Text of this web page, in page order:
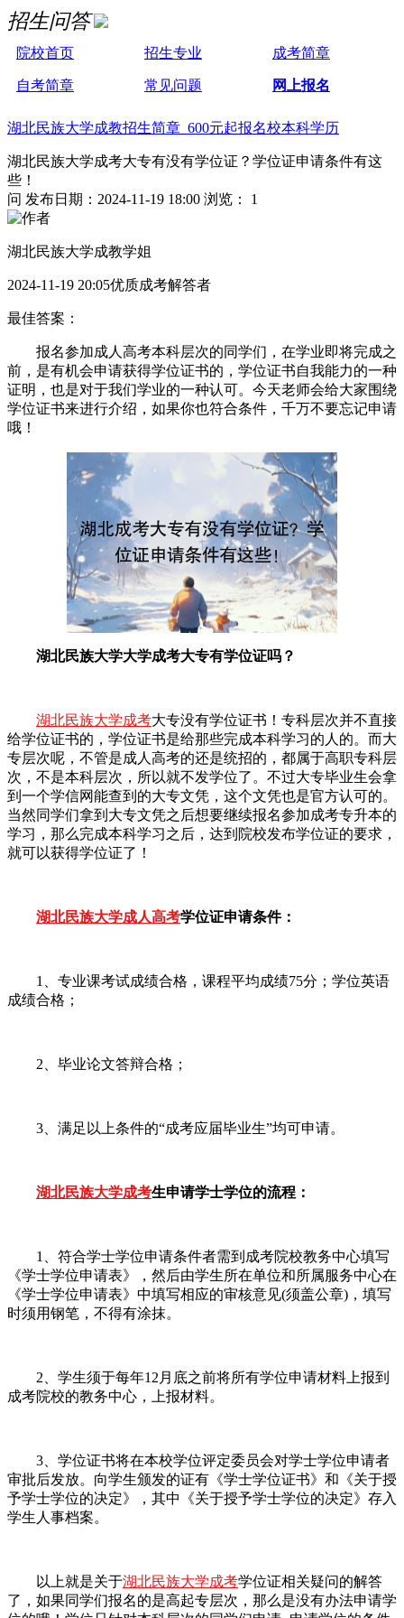
招生问答
院校首页 招生专业 成考简章
自考简章 常见问题 网上报名
湖北民族大学成教招生简章 600元起报名校本科学历
湖北民族大学成考大专有没有学位证？学位证申请条件有这
些！
问 发布日期：2024-11-19 18:00 浏览： 1
湖北民族大学成教学姐
2024-11-19 20:05优质成考解答者
最佳答案：
报名参加成人高考本科层次的同学们，在学业即将完成之
前，是有机会申请获得学位证书的，学位证书自我能力的一种
证明，也是对于我们学业的一种认可。今天老师会给大家围绕
学位证书来进行介绍，如果你也符合条件，千万不要忘记申请
哦！
湖北民族大学大学成考大专有学位证吗？
湖北民族大学成考大专没有学位证书！专科层次并不直接
给学位证书的，学位证书是给那些完成本科学习的人的。而大
专层次呢，不管是成人高考的还是统招的，都属于高职专科层
次，不是本科层次，所以就不发学位了。不过大专毕业生会拿
到一个学信网能查到的大专文凭，这个文凭也是官方认可的。
当然同学们拿到大专文凭之后想要继续报名参加成考专升本的
学习，那么完成本科学习之后，达到院校发布学位证的要求，
就可以获得学位证了！
湖北民族大学成人高考学位证申请条件：
1、专业课考试成绩合格，课程平均成绩75分；学位英语
成绩合格；
2、毕业论文答辩合格；
3、满足以上条件的“成考应届毕业生”均可申请。
湖北民族大学成考生申请学士学位的流程：
1、符合学士学位申请条件者需到成考院校教务中心填写
《学士学位申请表》，然后由学生所在单位和所属服务中心在
《学士学位申请表》中填写相应的审核意见(须盖公章)，填写
时须用钢笔，不得有涂抹。
2、学生须于每年12月底之前将所有学位申请材料上报到
成考院校的教务中心，上报材料。
3、学位证书将在本校学位评定委员会对学士学位申请者
审批后发放。向学生颁发的证有《学士学位证书》和《关于授
予学士学位的决定》，其中《关于授予学士学位的决定》存入
学生人事档案。
以上就是关于湖北民族大学成考学位证相关疑问的解答
了，如果同学们报名的是高起专层次，那么是没有办法申请学